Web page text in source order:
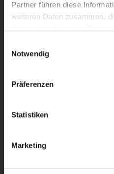
Partner führen diese
weiteren Daten zusammen,
Notwendig
Präferenzen
Statistiken
Marketing
Ich interessiere mich für:
Bergsport/Alpinismus
Sport & Aktivurlaub
Yoga & Meditationkarp
Performance &
Ganzjährig beheizt.
Stärker